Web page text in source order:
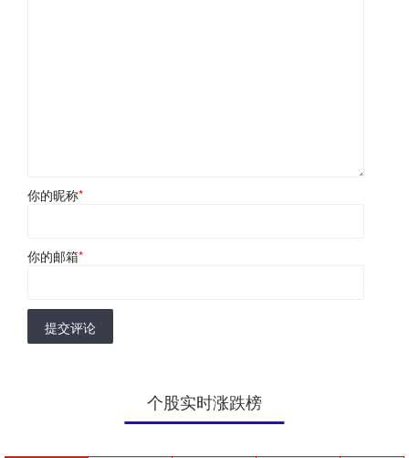
你的昵称*
你的邮箱*
提交评论
个股实时涨跌榜